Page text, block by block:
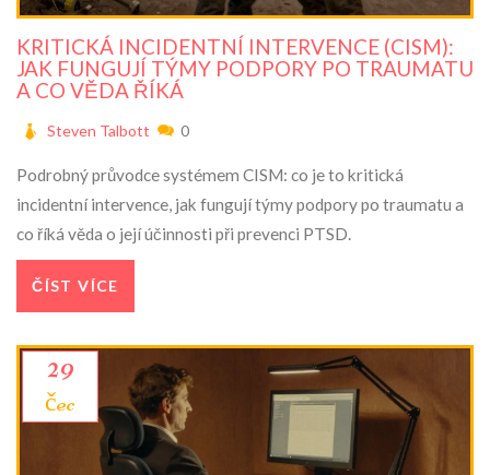
KRITICKÁ INCIDENTNÍ INTERVENCE (CISM):
JAK FUNGUJÍ TÝMY PODPORY PO TRAUMATU
A CO VĚDA ŘÍKÁ
Steven Talbott 0
Podrobný průvodce systémem CISM: co je to kritická
incidentní intervence, jak fungují týmy podpory po traumatu a
co říká věda o její účinnosti při prevenci PTSD.
ČÍST VÍCE
29
čec